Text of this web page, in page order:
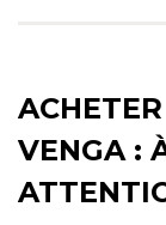
VENGA :